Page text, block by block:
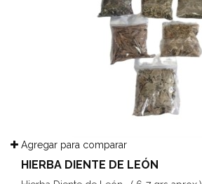
Agregar para comparar
HIERBA DIENTE DE LEÓN